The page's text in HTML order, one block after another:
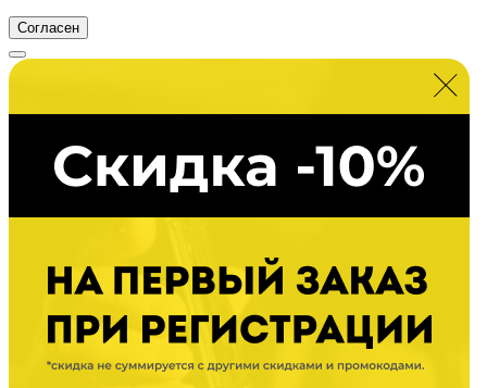
Согласен